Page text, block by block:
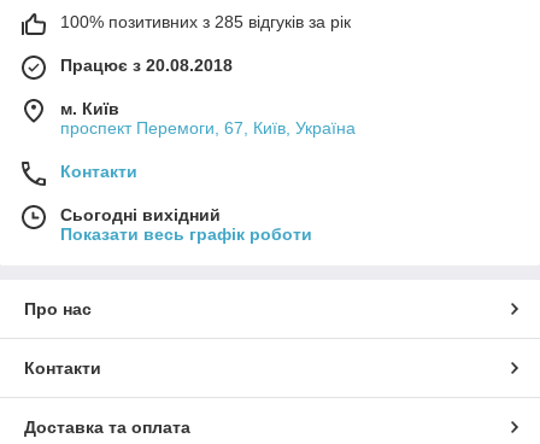
100% позитивних з 285 відгуків за рік
Працює з 20.08.2018
м. Київ
проспект Перемоги, 67, Київ, Україна
Контакти
Сьогодні вихідний
Показати весь графік роботи
Про нас
Контакти
Доставка та оплата